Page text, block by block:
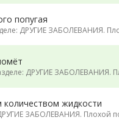
попугая
ДРУГИЕ ЗАБОЛЕВАНИЯ.
ДРУГИЕ ЗАБОЛЕВАНИЯ.
жидкости
ЗАБОЛЕВАНИЯ. Плохой